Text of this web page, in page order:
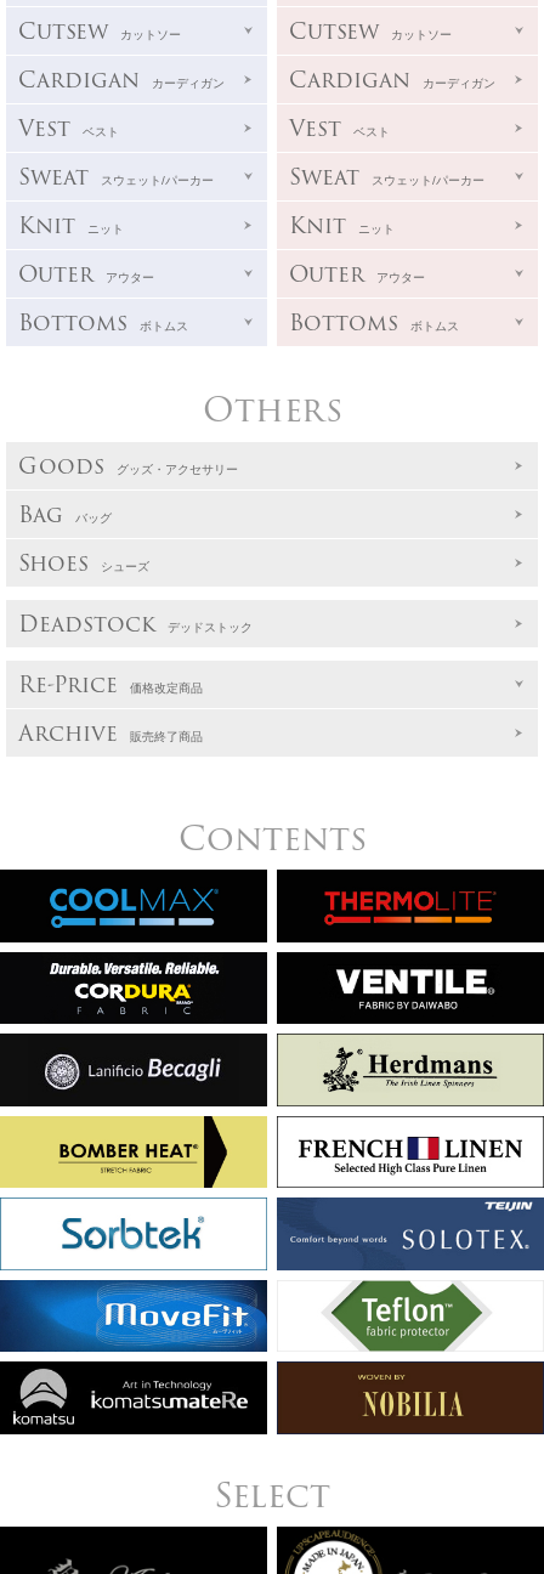
Cutsew
カットソー
Cardigan カーディガン
Vest ベスト
Sweat スウェット/パーカー
Knit ニット
Outer アウター
Bottoms ボトムス
Cutsew
カットソー
Cardigan カーディガン
Vest ベスト
Sweat スウェット/パーカー
Knit ニット
Outer アウター
Bottoms ボトムス
Others
Goods グッズ・アクセサリー
Bag バッグ
Shoes シューズ
Deadstock デッドストック
Re-Price 価格改定商品
Archive 販売終了商品
Contents
Select